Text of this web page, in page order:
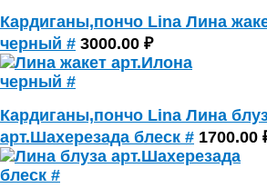
Кардиганы,пончо Lina Лина
черный # 3000.00 ₽
Кардиганы,пончо Lina Лина
арт.Шахерезада блеск # 1700.00